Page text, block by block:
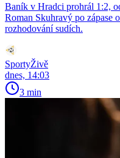
Baník v Hradci prohrál 1:2,
Roman Skuhravý po zápase
rozhodování sudích.
SportyŽivě
dnes, 14:03
3 min